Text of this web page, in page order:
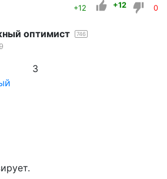
+12 +12 0
оптимист 746
3